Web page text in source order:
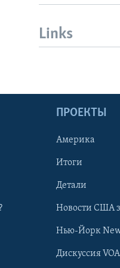
Links
ПРОЕКТЫ
Америка
Итоги
Детали
Новости США
Нью-Йорк
Дискуссия VOA